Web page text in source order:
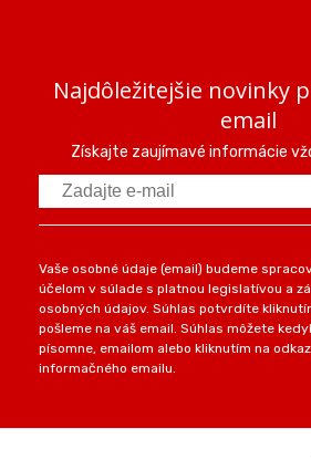
Najdôležitejšie novinky
email
Získajte zaujímavé informácie
Vaše osobné údaje (email) budeme
účelom v súlade s platnou legislatívou a
osobných údajov. Súhlas potvrdíte
pošleme na váš email. Súhlas môžete
písomne, emailom alebo kliknutím na
informačného emailu.